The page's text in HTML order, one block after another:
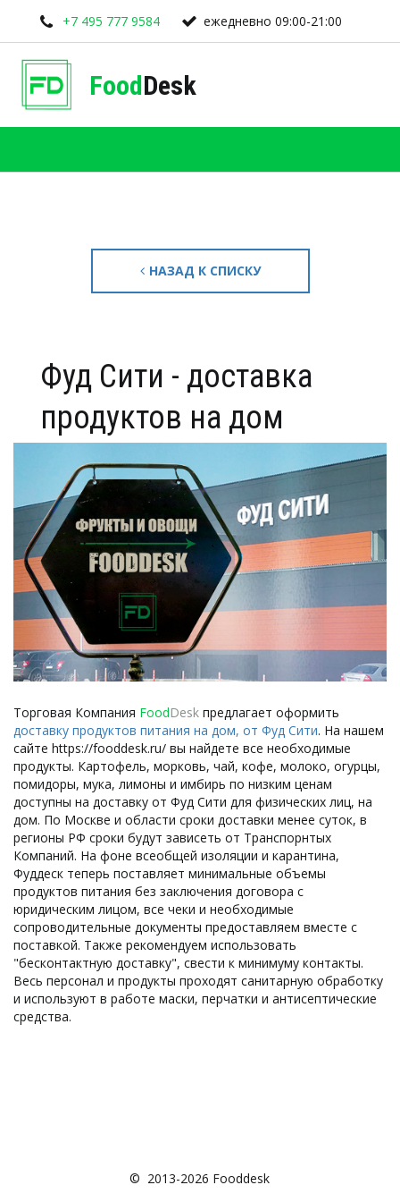
+7 495 777 9584 ежедневно 09:00-21:00
FoodDesk
НАЗАД К СПИСКУ
Фуд Сити - доставка
продуктов на дом
Торговая Компания FoodDesk предлагает оформить
доставку продуктов питания на дом, от Фуд Сити. На нашем
сайте https://fooddesk.ru/ вы найдете все необходимые
продукты. Картофель, морковь, чай, кофе, молоко, огурцы,
помидоры, мука, лимоны и имбирь по низким ценам
доступны на доставку от Фуд Сити для физических лиц, на
дом. По Москве и области сроки доставки менее суток, в
регионы РФ сроки будут зависеть от Транспорнтых
Компаний. На фоне всеобщей изоляции и карантина,
Фуддеск теперь поставляет минимальные объемы
продуктов питания без заключения договора с
юридическим лицом, все чеки и необходимые
сопроводительные документы предоставляем вместе с
поставкой. Также рекомендуем использовать
"бесконтактную доставку", свести к минимуму контакты.
Весь персонал и продукты проходят санитарную обработку
и используют в работе маски, перчатки и антисептические
средства.
©  2013-2026 Fooddesk